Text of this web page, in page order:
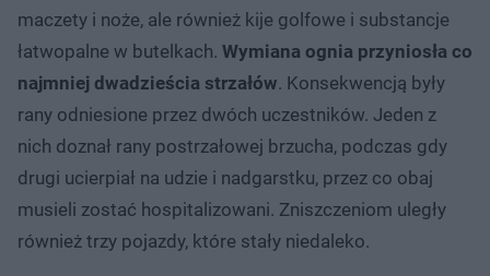
maczety i noże, ale również kije golfowe i substancje
łatwopalne w butelkach. Wymiana ognia przyniosła co
najmniej dwadzieścia strzałów. Konsekwencją były
rany odniesione przez dwóch uczestników. Jeden z
nich doznał rany postrzałowej brzucha, podczas gdy
drugi ucierpiał na udzie i nadgarstku, przez co obaj
musieli zostać hospitalizowani. Zniszczeniom uległy
również trzy pojazdy, które stały niedaleko.